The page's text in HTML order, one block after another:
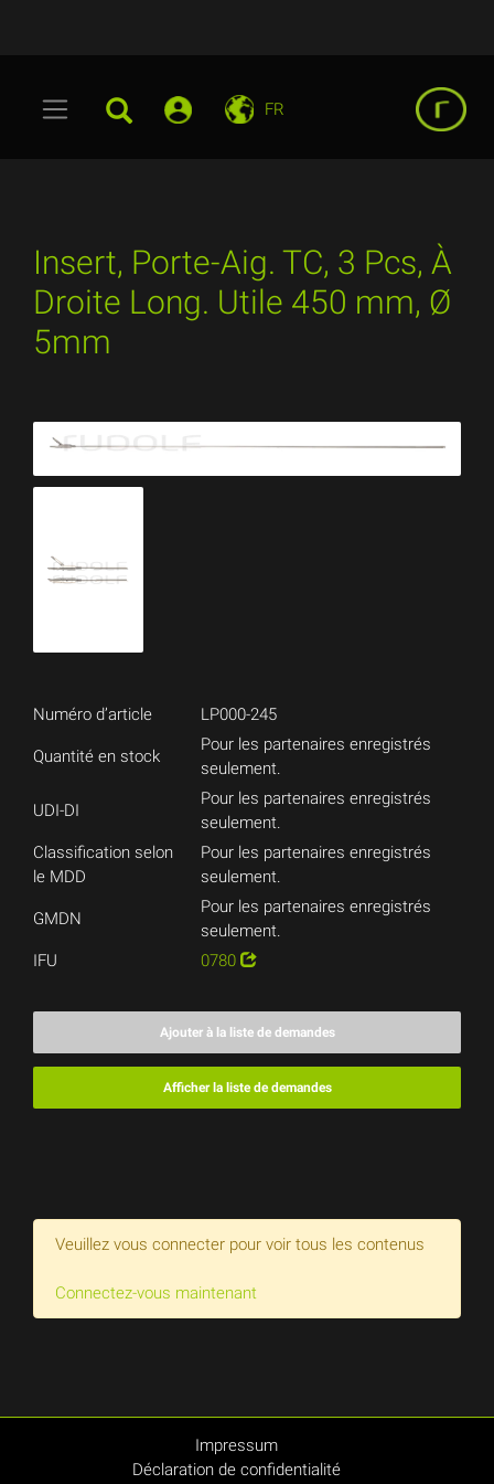
FR
Insert, Porte-Aig. TC, 3 Pcs, À
Droite Long. Utile 450 mm, Ø
5mm
Numéro d’article LP000-245
Quantité en stock
Pour les partenaires enregistrés
seulement.
UDI-DI
Pour les partenaires enregistrés
seulement.
Classification selon
le MDD
Pour les partenaires enregistrés
seulement.
GMDN
Pour les partenaires enregistrés
seulement.
IFU
0780
Ajouter à la liste de demandes
Afficher la liste de demandes
Veuillez vous connecter pour voir tous les contenus
Connectez-vous maintenant
Impressum
Déclaration de confidentialité